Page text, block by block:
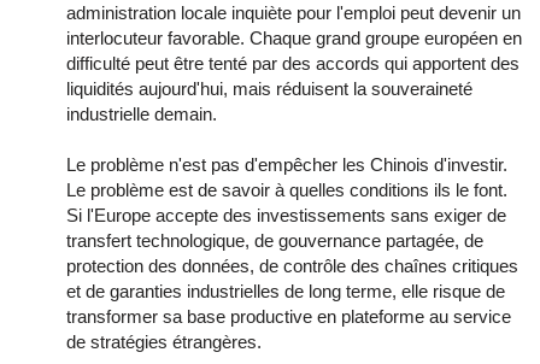
administration locale inquiète pour l'emploi peut devenir un
interlocuteur favorable. Chaque grand groupe européen en
difficulté peut être tenté par des accords qui apportent des
liquidités aujourd'hui, mais réduisent la souveraineté
industrielle demain.
Le problème n'est pas d'empêcher les Chinois d'investir.
Le problème est de savoir à quelles conditions ils le font.
Si l'Europe accepte des investissements sans exiger de
transfert technologique, de gouvernance partagée, de
protection des données, de contrôle des chaînes critiques
et de garanties industrielles de long terme, elle risque de
transformer sa base productive en plateforme au service
de stratégies étrangères.